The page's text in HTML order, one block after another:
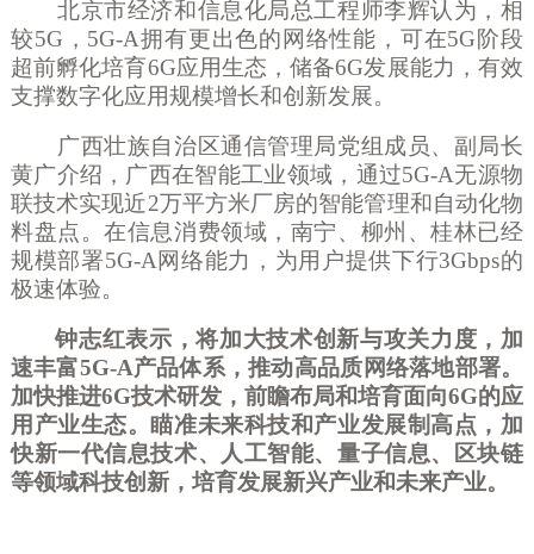
北京市经济和信息化局总工程师李辉认为，相
较5G，5G-A拥有更出色的网络性能，可在5G阶段
超前孵化培育6G应用生态，储备6G发展能力，有效
支撑数字化应用规模增长和创新发展。
广西壮族自治区通信管理局党组成员、副局长
黄广介绍，广西在智能工业领域，通过5G-A无源物
联技术实现近2万平方米厂房的智能管理和自动化物
料盘点。在信息消费领域，南宁、柳州、桂林已经
规模部署5G-A网络能力，为用户提供下行3Gbps的
极速体验。
钟志红表示，将加大技术创新与攻关力度，加
速丰富5G-A产品体系，推动高品质网络落地部署。
加快推进6G技术研发，前瞻布局和培育面向6G的应
用产业生态。瞄准未来科技和产业发展制高点，加
快新一代信息技术、人工智能、量子信息、区块链
等领域科技创新，培育发展新兴产业和未来产业。